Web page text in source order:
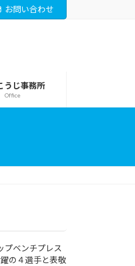
お問い合わせ
うじ事務所
Office
プベンチプレス
の４選手と表敬